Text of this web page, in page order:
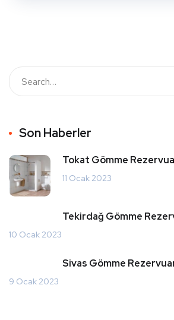
Son Haberler
Tokat Gömme
11 Ocak 2023
Tekirdağ Gömme
10 Ocak 2023
Sivas Gömme
9 Ocak 2023